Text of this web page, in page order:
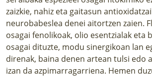
zaizkie, nahiz eta gaitasun
neurobabeslea denei aitortzen zaien.
osagai fenolikoak, olio esentzialak eta
osagai dituzte, modu sinergikoan lan
direnak, baina denen artean tulsi edo
izan da azpimarragarriena. Hemen